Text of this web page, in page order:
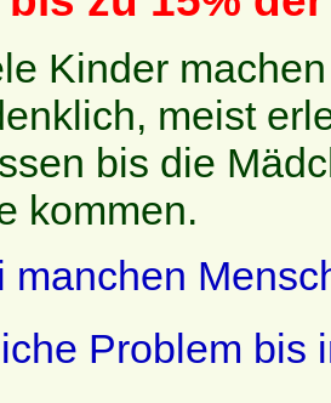
Kinder
meist
bis die
kommen.
manchen
Problem